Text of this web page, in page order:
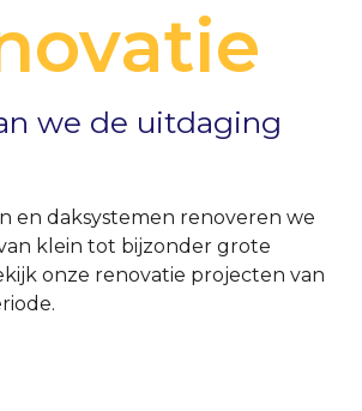
we de uitdaging
en daksystemen renoveren we
klein tot bijzonder grote
onze renovatie projecten van